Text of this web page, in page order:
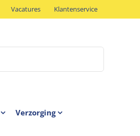
Vacatures Klantenservice
Verzorging